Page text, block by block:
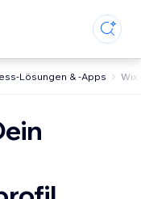
Lösungen & -Apps Wix